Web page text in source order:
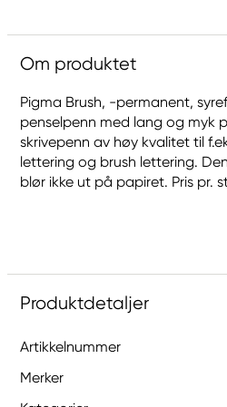
Om produktet
Pigma Brush, -permanent,
penselpenn med lang og myk
skrivepenn av høy kvalitet til
lettering og brush lettering.
blør ikke ut på papiret. Pris pr.
Produktdetaljer
Artikkelnummer
Merker